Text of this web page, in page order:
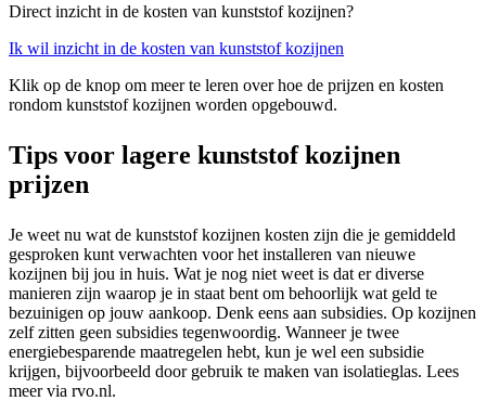
Direct inzicht in de kosten van kunststof kozijnen?
Ik wil inzicht in de kosten van kunststof kozijnen
Klik op de knop om meer te leren over hoe de prijzen en kosten
rondom kunststof kozijnen worden opgebouwd.
Tips voor lagere kunststof kozijnen
prijzen
Je weet nu wat de kunststof kozijnen kosten zijn die je gemiddeld
gesproken kunt verwachten voor het installeren van nieuwe
kozijnen bij jou in huis. Wat je nog niet weet is dat er diverse
manieren zijn waarop je in staat bent om behoorlijk wat geld te
bezuinigen op jouw aankoop. Denk eens aan subsidies. Op kozijnen
zelf zitten geen subsidies tegenwoordig. Wanneer je twee
energiebesparende maatregelen hebt, kun je wel een subsidie
krijgen, bijvoorbeeld door gebruik te maken van isolatieglas. Lees
meer via rvo.nl.